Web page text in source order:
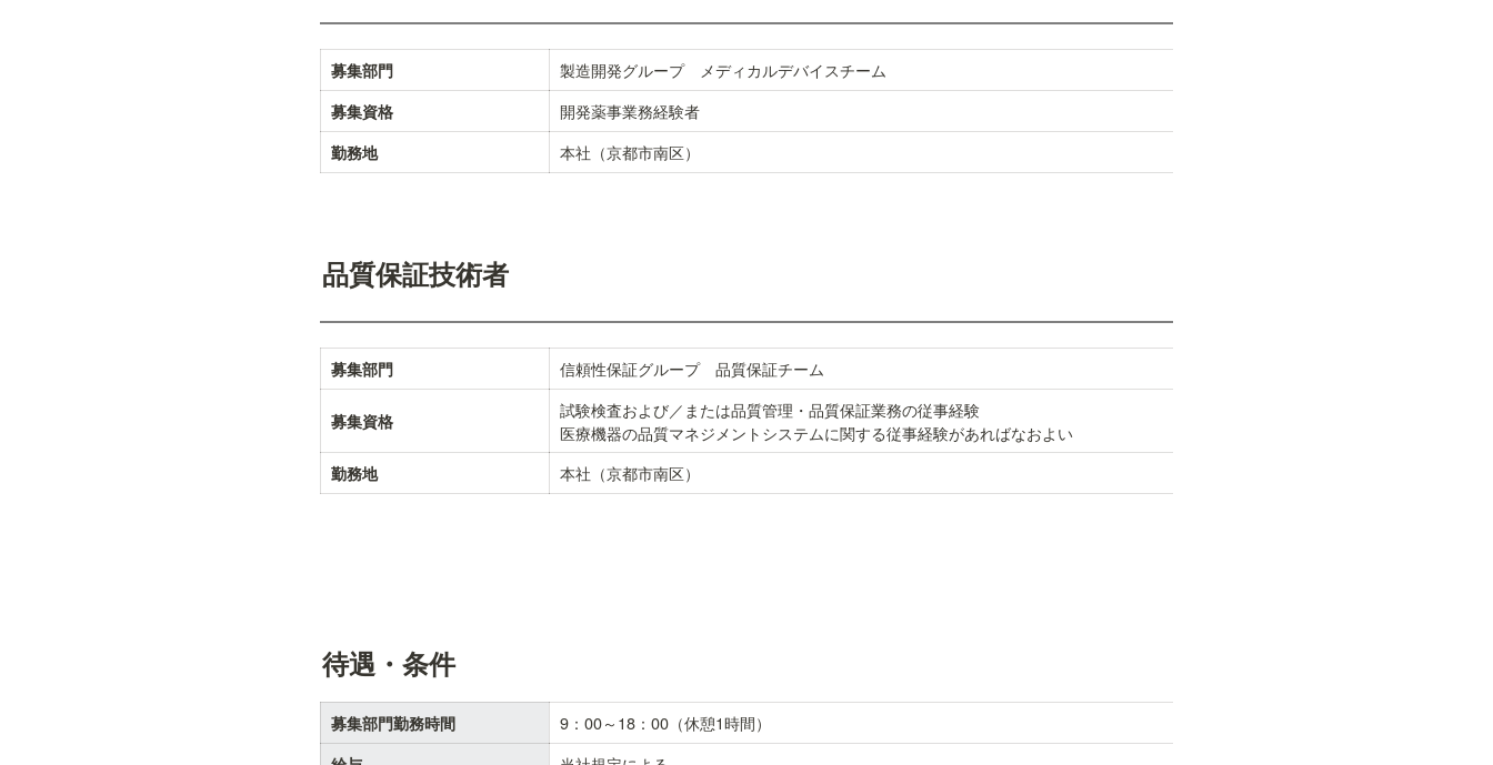
募集部門 製造開発グループ　メディカルデバイスチーム
募集資格 開発薬事業務経験者
勤務地 本社（京都市南区）
品質保証技術者
募集部門 信頼性保証グループ　品質保証チーム
募集資格
試験検査および／または品質管理・品質保証業務の従事経験
医療機器の品質マネジメントシステムに関する従事経験があればなおよい
勤務地 本社（京都市南区）
待遇・条件
募集部門勤務時間 9：00～18：00（休憩1時間）